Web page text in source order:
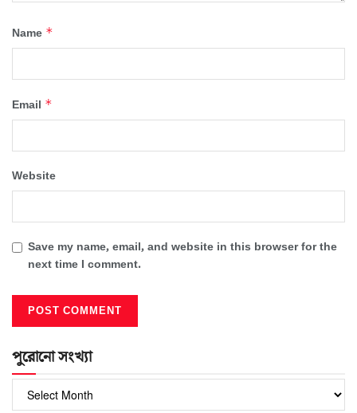
Name *
Email *
Website
Save my name, email, and website in this browser for the
next time I comment.
পুরোনো সংখ্যা
সংখ্যা